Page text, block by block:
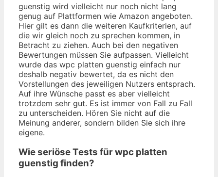
guenstig wird vielleicht nur noch nicht lang
genug auf Plattformen wie Amazon angeboten.
Hier gilt es dann die weiteren Kaufkriterien, auf
die wir gleich noch zu sprechen kommen, in
Betracht zu ziehen. Auch bei den negativen
Bewertungen müssen Sie aufpassen. Vielleicht
wurde das wpc platten guenstig einfach nur
deshalb negativ bewertet, da es nicht den
Vorstellungen des jeweiligen Nutzers entsprach.
Auf ihre Wünsche passt es aber vielleicht
trotzdem sehr gut. Es ist immer von Fall zu Fall
zu unterscheiden. Hören Sie nicht auf die
Meinung anderer, sondern bilden Sie sich ihre
eigene.
Wie seriöse Tests für wpc platten
guenstig finden?